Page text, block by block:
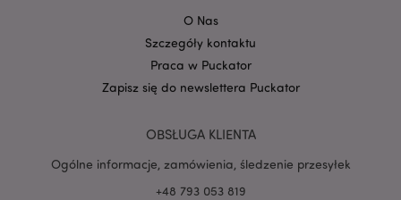
O Nas
Szczegóły kontaktu
Praca w Puckator
Zapisz się do newslettera Puckator
OBSŁUGA KLIENTA
Ogólne informacje, zamówienia, śledzenie przesyłek
+48 793 053 819
PHPSESSID
PHP.net
.www.puckator.pl